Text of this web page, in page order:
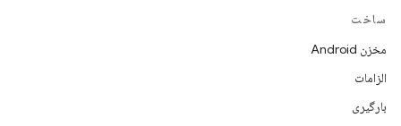
ساخت
مخزن Android
الزامات
بارگیری